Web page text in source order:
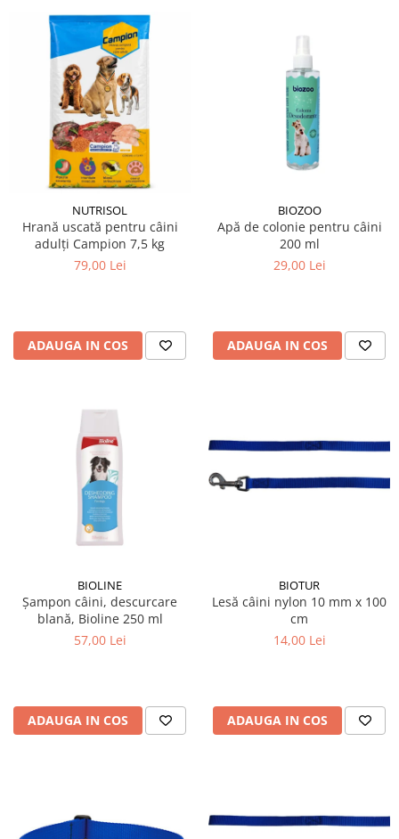
NUTRISOL
Hrană uscată pentru câini
adulți Campion 7,5 kg
79,00 Lei
ADAUGA IN COS
BIOZOO
Apă de colonie pentru câini
200 ml
29,00 Lei
ADAUGA IN COS
BIOLINE
Șampon câini, descurcare
blană, Bioline 250 ml
57,00 Lei
ADAUGA IN COS
BIOTUR
Lesă câini nylon 10 mm x 100
cm
14,00 Lei
ADAUGA IN COS